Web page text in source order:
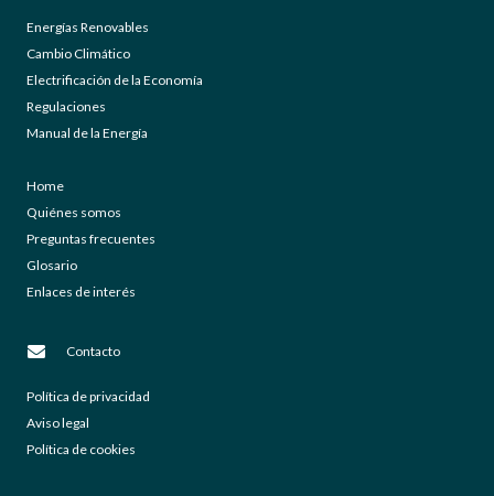
Energías Renovables
Cambio Climático
Electrificación de la Economía
Regulaciones
Manual de la Energía
Home
Quiénes somos
Preguntas frecuentes
Glosario
Enlaces de interés
Contacto
Política de privacidad
Aviso legal
Política de cookies